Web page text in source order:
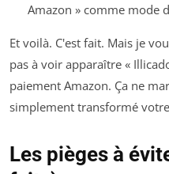
Amazon » comme mode
Et voilà. C'est fait. Mais je
pas à voir apparaître «
paiement Amazon. Ça ne
simplement transformé
Les pièges à